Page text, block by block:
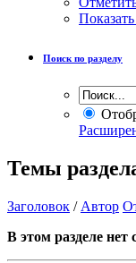
Поиск по разделу
Темы
Заголовок / Автор
В этом разделе нет